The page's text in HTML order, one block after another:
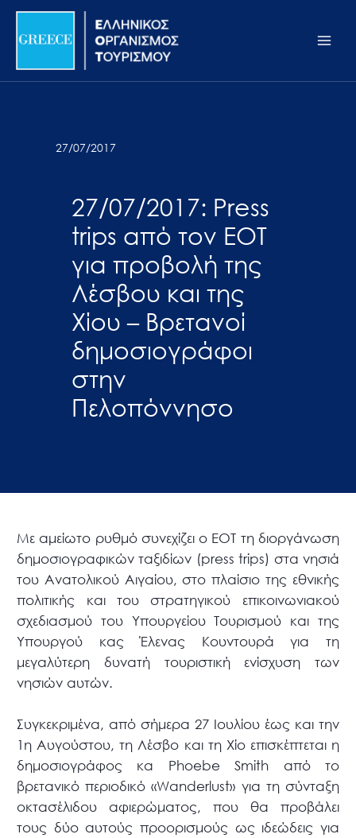
Σημείωση:
ιστότοπος
προσβασιμότητας.
Μετάβαση
περιεχόμενο
27/07/2017
27/07/2017: Press
trips από τον ΕΟΤ
για προβολή της
Λέσβου και της
Χίου – Βρετανοί
δημοσιογράφοι
στην
Πελοπόννησο
Με αμείωτο ρυθμό συνεχίζει ο ΕΟΤ τη διοργάνωση
δημοσιογραφικών ταξιδίων (press trips) στα νησιά
του Ανατολικού Αιγαίου, στο πλαίσιο της εθνικής
πολιτικής και του στρατηγικού επικοινωνιακού
σχεδιασμού του Υπουργείου Τουρισμού και της
Υπουργού κας Έλενας Κουντουρά για τη
μεγαλύτερη δυνατή τουριστική ενίσχυση των
νησιών αυτών.
Συγκεκριμένα, από σήμερα 27 Ιουλίου έως και την
1η Αυγούστου, τη Λέσβο και τη Χίο επισκέπτεται η
δημοσιογράφος κα Phoebe Smith από το
βρετανικό περιοδικό «Wanderlust» για τη σύνταξη
οκτασέλιδου αφιερώματος, που θα προβάλει
τους δύο αυτούς προορισμούς ως ιδεώδεις για